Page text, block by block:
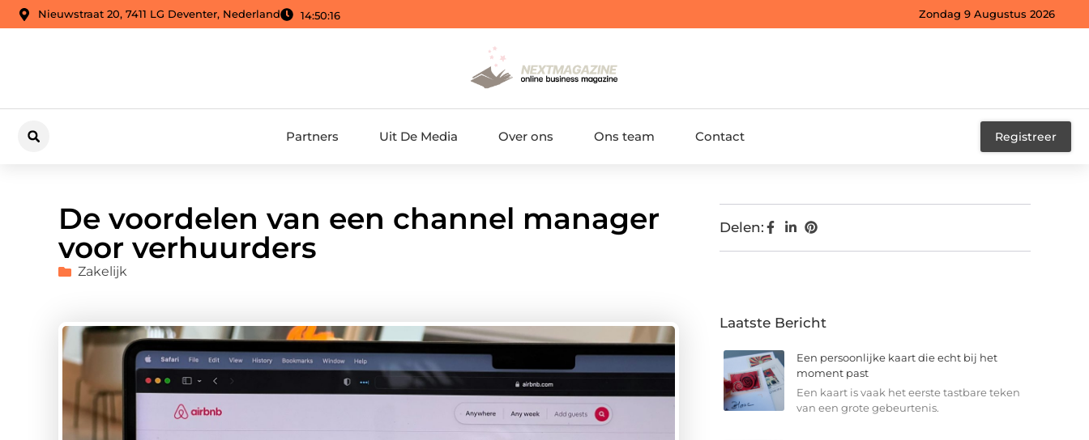
Nieuwstraat 20, 7411 LG Deventer, Nederland 14:50:17 Zondag 9 Augustus 2026
Partners Uit De Media Over ons Ons team Contact Registreer
De voordelen van een channel manager
voor verhuurders
Zakelijk
Delen:
Laatste Bericht
Een persoonlijke kaart die echt bij het
moment past
Een kaart is vaak het eerste tastbare teken
van een grote gebeurtenis.